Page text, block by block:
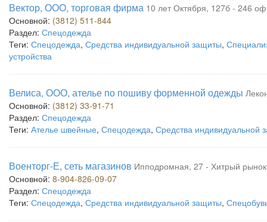
Вектор, ООО, торговая фирма 10 лет Октября, 127б - 246
Основной: (3812) 511-844
Раздел: Спецодежда
Теги: Спецодежда, Средства индивидуальной защиты,
устройства
Велиса, ООО, ателье по пошиву форменной одежды
Основной: (3812) 33-91-71
Раздел: Спецодежда
Теги: Ателье швейные, Спецодежда, Средства индивидуальной
Военторг-Е, сеть магазинов Ипподромная, 27 - Хитрый рынок
Основной: 8-904-826-09-07
Раздел: Спецодежда
Теги: Спецодежда, Средства индивидуальной защиты,